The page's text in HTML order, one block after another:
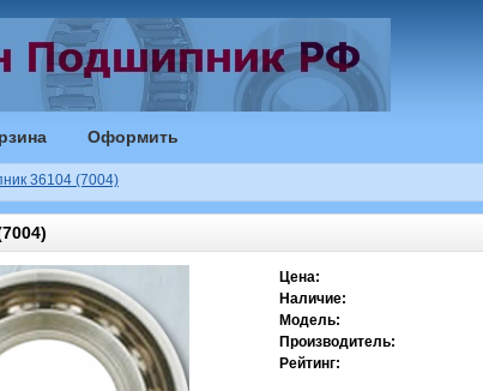
Оформить
36104 (7004)
Цена:
Наличие:
Модель:
Производитель:
Рейтинг: